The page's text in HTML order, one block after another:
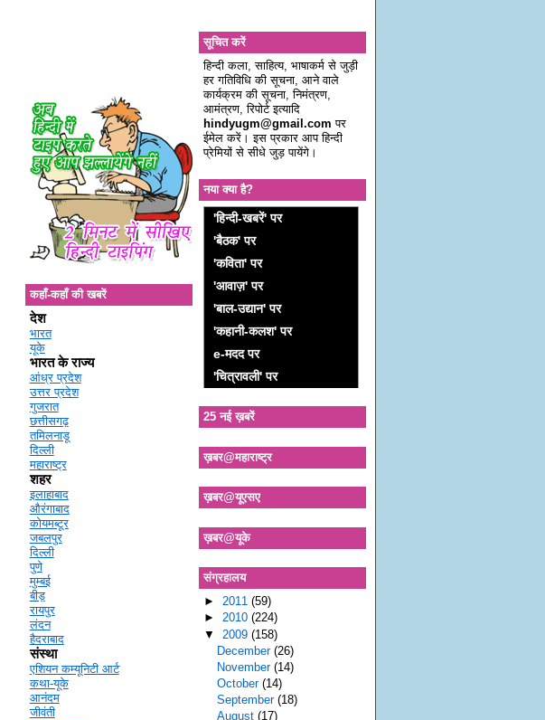
कहाँ-कहाँ की खबरें
देश
भारत
यूके
भारत के राज्य
आंध्र प्रदेश
उत्तर प्रदेश
गुजरात
छत्तीसगढ़
तमिलनाडू
दिल्ली
महाराष्ट्र
शहर
इलाहाबाद
औरंगाबाद
कोयमब्टूर
जबलपुर
दिल्ली
पुणे
मुम्बई
बीड़
रायपुर
लंदन
हैदराबाद
संस्था
एशियन कम्यूनिटी आर्ट
कथा-यूके
आनंदम
जीवंती
सूचित करें
हिन्दी कला, साहित्य, भाषाकर्म से जुड़ी
हर गतिविधि की सूचना, आने वाले
कार्यक्रम की सूचना, निमंत्रण,
आमंत्रण, रिपोर्ट इत्यादि
hindyugm@gmail.com पर
ईमेल करें। इस प्रकार आप हिन्दी
प्रेमियों से सीधे जुड़ पायेंगे।
नया क्या है?
'हिन्दी-खबरें' पर
'बैठक' पर
'कविता' पर
'आवाज़' पर
'बाल-उद्यान' पर
'कहानी-कलश' पर
e-मदद पर
'चित्रावली' पर
25 नई ख़बरें
ख़बर@महाराष्ट्र
ख़बर@यूएसए
ख़बर@यूके
संग्रहालय
►2011(59)
►2010(224)
▼ 2009(158)
December(26)
November(14)
October(14)
September(18)
August(17)